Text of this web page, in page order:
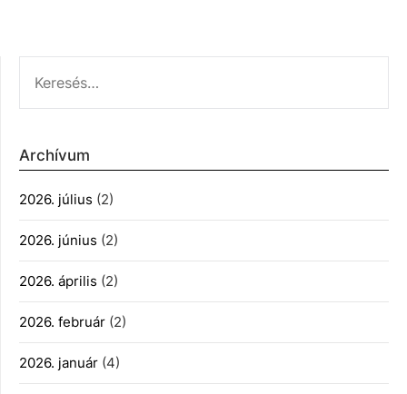
Archívum
2026. július (2)
2026. június (2)
2026. április (2)
2026. február (2)
2026. január (4)